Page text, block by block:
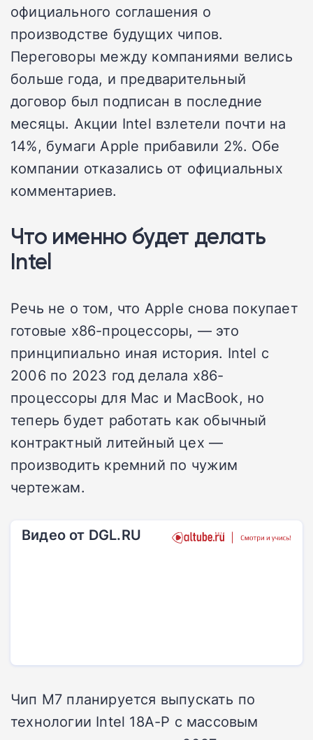
официального соглашения о
производстве будущих чипов.
Переговоры между компаниями велись
больше года, и предварительный
договор был подписан в последние
месяцы. Акции Intel взлетели почти на
14%, бумаги Apple прибавили 2%. Обе
компании отказались от официальных
комментариев.
Что именно будет делать
Intel
Речь не о том, что Apple снова покупает
готовые x86-процессоры, — это
принципиально иная история. Intel с
2006 по 2023 год делала x86-
процессоры для Mac и MacBook, но
теперь будет работать как обычный
контрактный литейный цех —
производить кремний по чужим
чертежам.
Видео от DGL.RU
Чип M7 планируется выпускать по
технологии Intel 18A-P с массовым